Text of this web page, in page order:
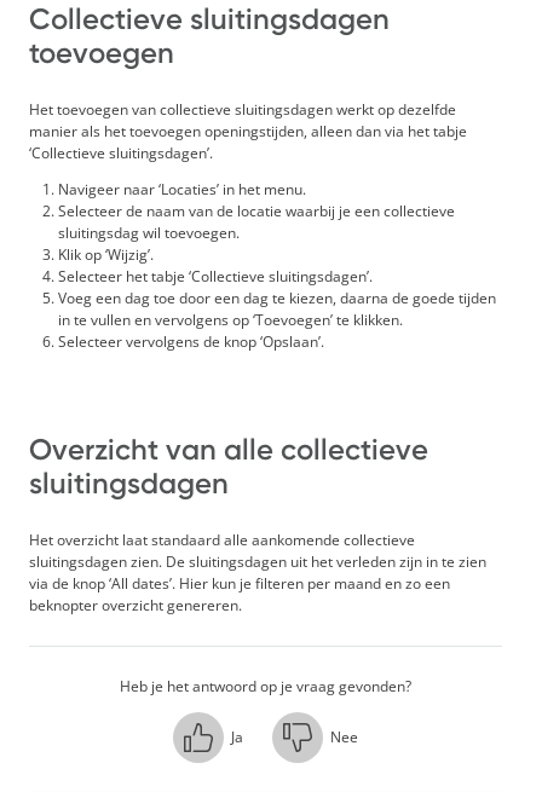
Collectieve sluitingsdagen
toevoegen
Het toevoegen van collectieve sluitingsdagen werkt op dezelfde
manier als het toevoegen openingstijden, alleen dan via het tabje
‘Collectieve sluitingsdagen’.
Navigeer naar ‘Locaties’ in het menu.
Selecteer de naam van de locatie waarbij je een collectieve
sluitingsdag wil toevoegen.
Klik op ‘Wijzig’.
Selecteer het tabje ‘Collectieve sluitingsdagen’.
Voeg een dag toe door een dag te kiezen, daarna de goede tijden
in te vullen en vervolgens op ‘Toevoegen’ te klikken.
Selecteer vervolgens de knop ‘Opslaan’.
Overzicht van alle collectieve
sluitingsdagen
Het overzicht laat standaard alle aankomende collectieve
sluitingsdagen zien. De sluitingsdagen uit het verleden zijn in te zien
via de knop ‘All dates’. Hier kun je filteren per maand en zo een
beknopter overzicht genereren.
Heb je het antwoord op je vraag gevonden?
Ja Nee